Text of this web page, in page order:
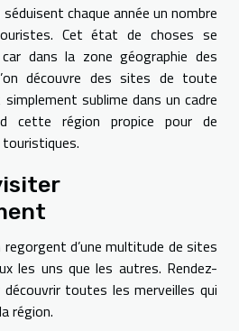
chaque année un nombre
Cet état de choses se
dans la zone géographie des
découvre des sites de toute
sublime dans un cadre
cette région propice pour de
regorgent d’une multitude de sites
les uns que les autres. Rendez-
découvrir toutes les merveilles qui
région.